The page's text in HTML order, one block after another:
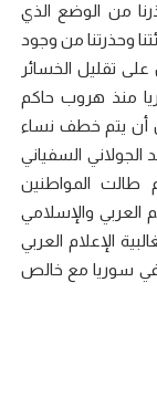
من الوضع الذي
وحذرتنا من وجود
على تقليل الخسائر
منذ هروب حاكم
أن يتم خطف نساء
السفياني
طالت المواطنين
العربي والإسلامي
الإعلام العربي
في سوريا مع خالص